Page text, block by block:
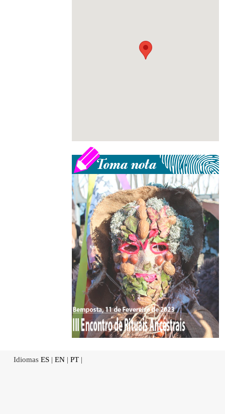
Idiomas ES | EN | PT |